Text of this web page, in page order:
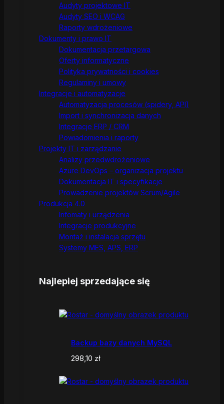
Audyty projektowe IT
Audyty SEO i WCAG
Raporty wdrożeniowe
Dokumenty i prawo IT
Dokumentacja przetargowa
Oferty informatyczne
Polityka prywatności i cookies
Regulaminy i umowy
Integracje i automatyzacje
Automatyzacja procesów (spidery, API)
Import i synchronizacja danych
Integracje ERP / CRM
Powiadomienia i raporty
Projekty IT i zarządzanie
Analizy przedwdrożeniowe
Azure DevOps – organizacja projektu
Dokumentacja IT i specyfikacje
Prowadzenie projektów Scrum/Agile
Produkcja 4.0
Infomaty i urządzenia
Integracje produkcyjne
Montaż i instalacja sprzętu
Systemy MES, APS, ERP
Najlepiej sprzedające się
Backup bazy danych MySQL
298,10 zł